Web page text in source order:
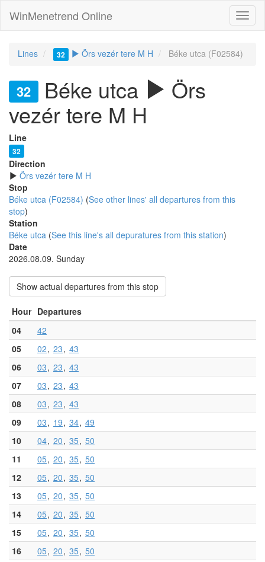
WinMenetrend Online
Lines 32 Örs vezér tere M H Béke utca (F02584)
32 Béke utca
Örs
vezér tere M H
Line
32
Direction
Örs vezér tere M H
Stop
Béke utca (F02584) (See other lines' all departures from this
stop)
Station
Béke utca (See this line's all depuratures from this station)
Date
2026.08.09. Sunday
Show actual departures from this stop
Hour Departures
04
42
05
02 23 43
06
03 23 43
07
03 23 43
08
03 23 43
09
03 19 34 49
10
04 20 35 50
11
05 20 35 50
12
05 20 35 50
13
05 20 35 50
14
05 20 35 50
15
05 20 35 50
16
05 20 35 50